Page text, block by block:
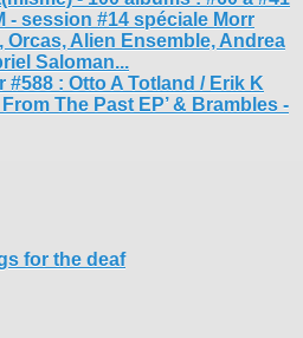
- session #14 spéciale Morr
Orcas, Alien Ensemble, Andrea
Saloman...
#588 : Otto A Totland / Erik K
The Past EP’ & Brambles -
for the deaf